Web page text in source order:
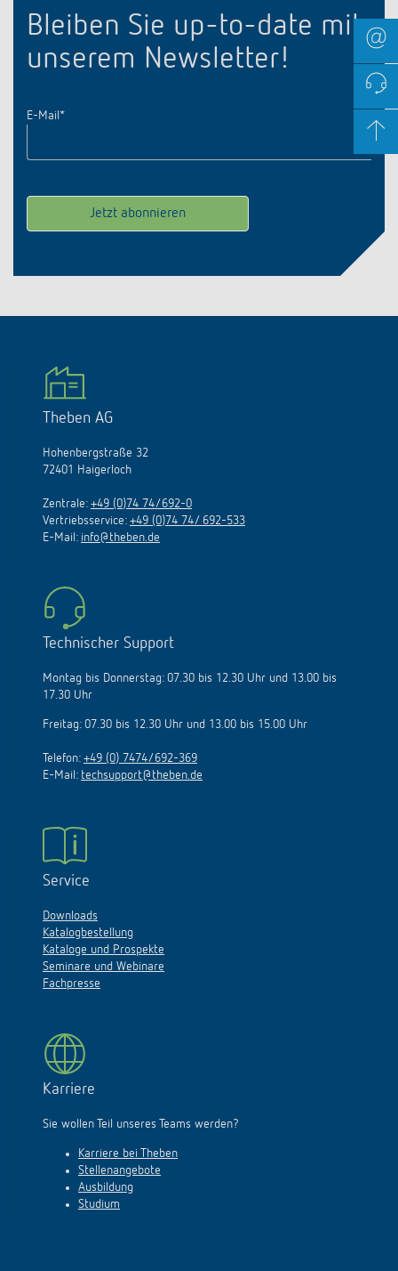
Bleiben Sie up-to-date mit
unserem Newsletter!
E-Mail *
Theben AG
Hohenbergstraße 32
72401 Haigerloch
Zentrale: +49 (0)74 74/692-0
Vertriebsservice: +49 (0)74 74/ 692-533
E-Mail: info@theben.de
Technischer Support
Montag bis Donnerstag: 07.30 bis 12.30 Uhr und 13.00 bis
17.30 Uhr
Freitag: 07.30 bis 12.30 Uhr und 13.00 bis 15.00 Uhr
Telefon: +49 (0) 7474/692-369
E-Mail: techsupport@theben.de
Service
Downloads
Katalogbestellung
Kataloge und Prospekte
Seminare und Webinare
Fachpresse
Karriere
Sie wollen Teil unseres Teams werden?
Karriere bei Theben
Stellenangebote
Ausbildung
Studium